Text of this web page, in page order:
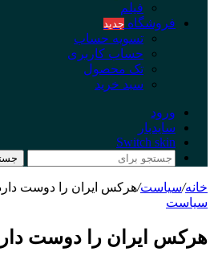
فیلم
فروشگاه جدید
تسویه حساب
حساب کاربری
تک محصول
سبد خرید
ورود
سایدبار
Switch skin
خانه/سیاست/هرکس ایران را دوست دارد
سیاست
هرکس ایران را دوست دارد